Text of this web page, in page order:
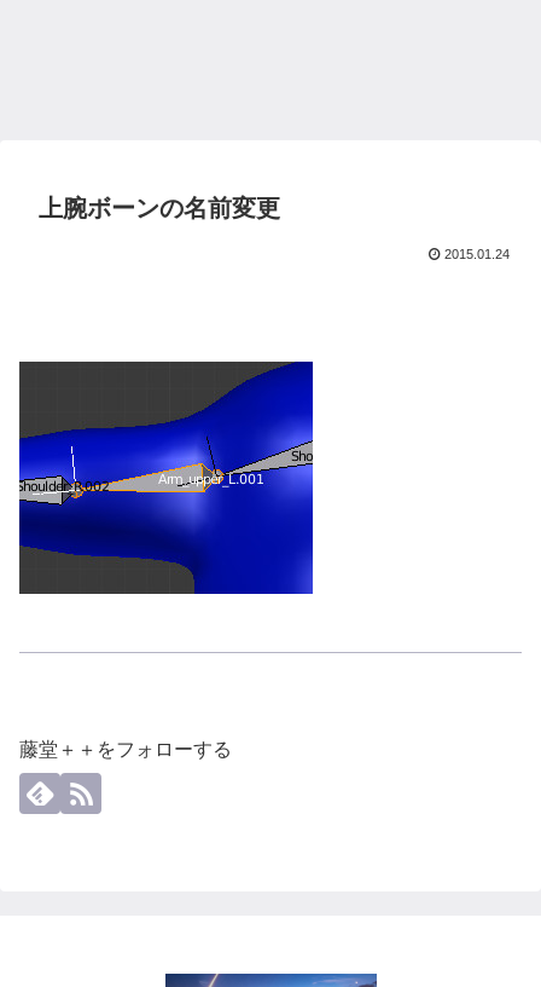
上腕ボーンの名前変更
2015.01.24
藤堂＋＋をフォローする